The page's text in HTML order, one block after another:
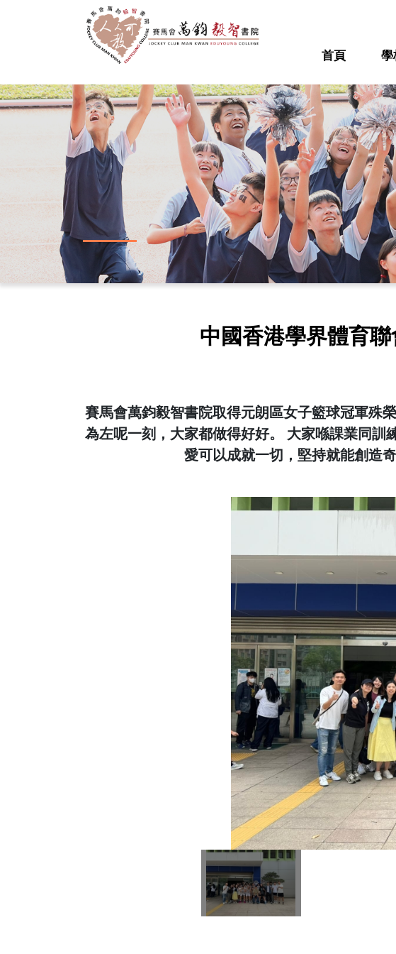
首頁
中國香港學界體育
賽馬會萬鈞毅智書院取得元朗區女子籃球冠軍殊
為左呢一刻，大家都做得好好。 大家喺課業同
愛可以成就一切，堅持就能創造